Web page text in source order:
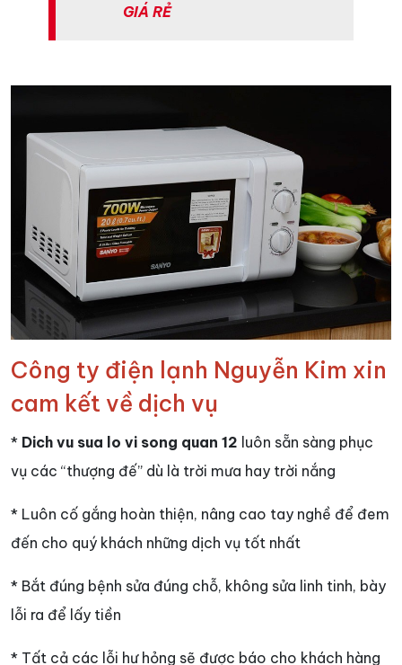
GIÁ RẺ
Công ty điện lạnh Nguyễn Kim xin
cam kết về dịch vụ
* Dich vu sua lo vi song quan 12 luôn sẵn sàng phục
vụ các “thượng đế” dù là trời mưa hay trời nắng
* Luôn cố gắng hoàn thiện, nâng cao tay nghề để đem
đến cho quý khách những dịch vụ tốt nhất
* Bắt đúng bệnh sửa đúng chỗ, không sửa linh tinh, bày
lỗi ra để lấy tiền
* Tất cả các lỗi hư hỏng sẽ được báo cho khách hàng